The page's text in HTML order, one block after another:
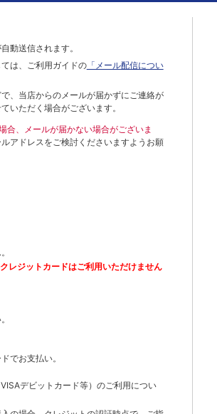
動送信されます。
は、ご利用ガイドの「メール配信につい
、当店からのメールが届かずにご連絡が
いただく場合がございます。
合、メールが届かない場合がございま
アドレスをご検討くださいますようお願
レジットカードはご利用いただけません
でお支払い。
デビットカード等） のご利用につい